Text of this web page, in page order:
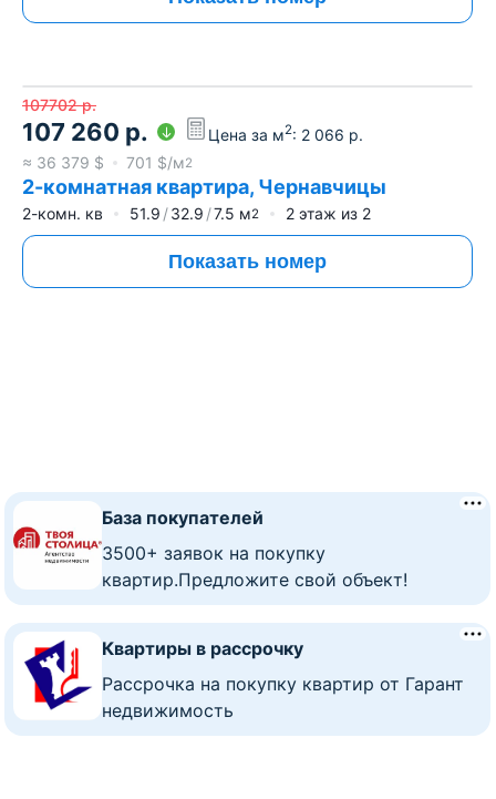
107702 р.
107 260 р. Цена за м2: 2 066 р.
≈ 36 379 $ 701 $/м2
2-комнатная квартира, Чернавчицы
2-комн. кв 51.9 32.9 7.5 м2 2 этаж из 2
Показать номер
База покупателей
3500+ заявок на покупку
квартир.Предложите свой объект!
Квартиры в рассрочку
Рассрочка на покупку квартир от Гарант
недвижимость